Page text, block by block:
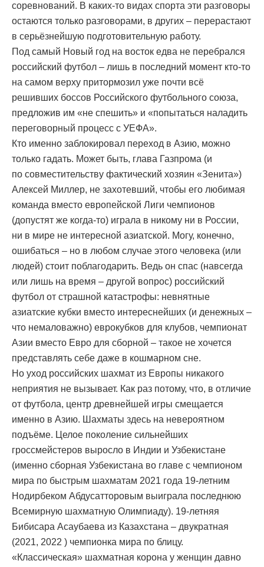
соревнований. В каких-то видах спорта эти разговоры
остаются только разговорами, в других – перерастают
в серьёзнейшую подготовительную работу.
Под самый Новый год на восток едва не перебрался
российский футбол – лишь в последний момент кто-то
на самом верху притормозил уже почти всё
решивших боссов Российского футбольного союза,
предложив им «не спешить» и «попытаться наладить
переговорный процесс с УЕФА».
Кто именно заблокировал переход в Азию, можно
только гадать. Может быть, глава Газпрома (и
по совместительству фактический хозяин «Зенита»)
Алексей Миллер, не захотевший, чтобы его любимая
команда вместо европейской Лиги чемпионов
(допустят же когда-то) играла в никому ни в России,
ни в мире не интересной азиатской. Могу, конечно,
ошибаться – но в любом случае этого человека (или
людей) стоит поблагодарить. Ведь он спас (навсегда
или лишь на время – другой вопрос) российский
футбол от страшной катастрофы: невнятные
азиатские кубки вместо интереснейших (и денежных –
что немаловажно) еврокубков для клубов, чемпионат
Азии вместо Евро для сборной – такое не хочется
представлять себе даже в кошмарном сне.
Но уход российских шахмат из Европы никакого
неприятия не вызывает. Как раз потому, что, в отличие
от футбола, центр древнейшей игры смещается
именно в Азию. Шахматы здесь на невероятном
подъёме. Целое поколение сильнейших
гроссмейстеров выросло в Индии и Узбекистане
(именно сборная Узбекистана во главе с чемпионом
мира по быстрым шахматам 2021 года 19-летним
Нодирбеком Абдусатторовым выиграла последнюю
Всемирную шахматную Олимпиаду). 19-летняя
Бибисара Асаубаева из Казахстана – двукратная
(2021, 2022 ) чемпионка мира по блицу.
«Классическая» шахматная корона у женщин давно